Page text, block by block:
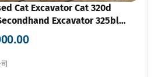
Cat Excavator Cat 320d
Excavator 325bl